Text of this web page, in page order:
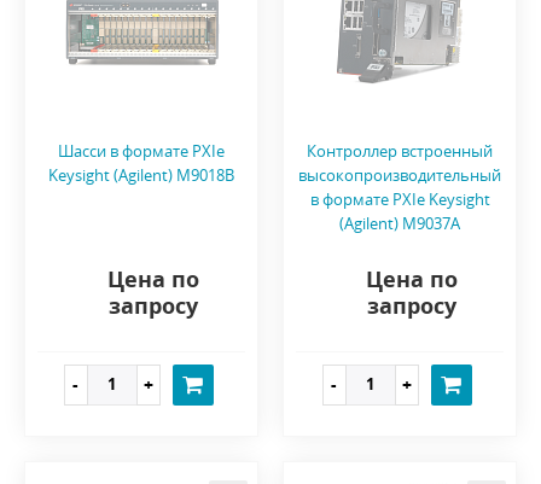
Шасси в формате PXIe
Keysight (Agilent) M9018B
Цена по
запросу
Контроллер встроенный
высокопроизводительный
в формате PXIe Keysight
(Agilent) M9037A
Цена по
запросу